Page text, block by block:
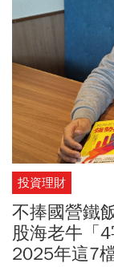
投資理財
不捧國營鐵
股海老牛「
2025年這7